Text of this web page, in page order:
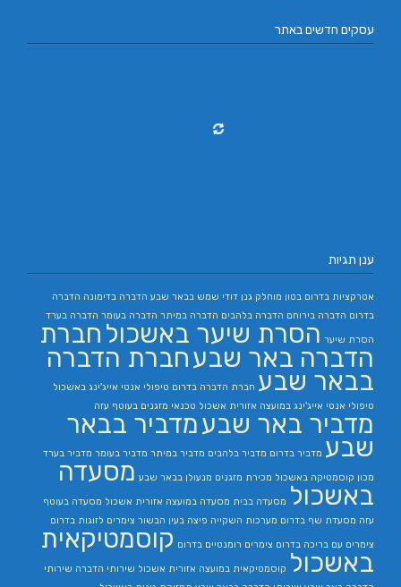
עסקים חדשים באתר
ענן תגיות
אטרקציות בדרום בטון מוחלק גנן דודי שמש בבאר שבע הדברה בדימונה הדברה
בדרום הדברה בירוחם הדברה בלהבים הדברה במיתר הדברה בעומר הדברה בערד
הסרת שיער הסרת שיער באשכול חברת
הדברה באר שבעחברת הדברה
בבאר שבע חברת הדברה בדרום טיפולי אנטי אייג'ינג באשכול
טיפולי אנטי אייג'ינג במועצה אזורית אשכול טכנאי מזגנים בעוטף עזה
מדביר באר שבעמדביר בבאר
שבע מדביר בדרום מדביר בלהבים מדביר במיתר מדביר בעומר מדביר בערד
מכון קוסמטיקה באשכול מכירת מזגנים מנעולן בבאר שבע מסעדה
באשכול מסעדה בבית מסעדה במועצה אזורית אשכול מסעדה בעוטף
עזה מסעדת שף בדרום מערכות השקייה פיצה בעין הבשור צימרים לזוגות בדרום
צימרים עם בריכה בדרום צימרים רומנטיים בדרום קוסמטיקאית
באשכול קוסמטיקאית במועצה אזורית אשכול שירותי הדברה שירותי